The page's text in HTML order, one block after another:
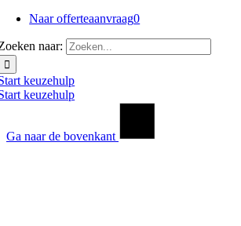
Naar offerteaanvraag0
naar:
keuzehulp
keuzehulp
Ga naar de bovenkant